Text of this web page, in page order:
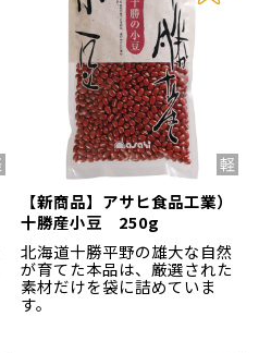
【新商品】アサヒ食品工業）
十勝産小豆 250g
北海道十勝平野の雄大な自然
が育てた本品は、厳選された
素材だけを袋に詰めていま
す。